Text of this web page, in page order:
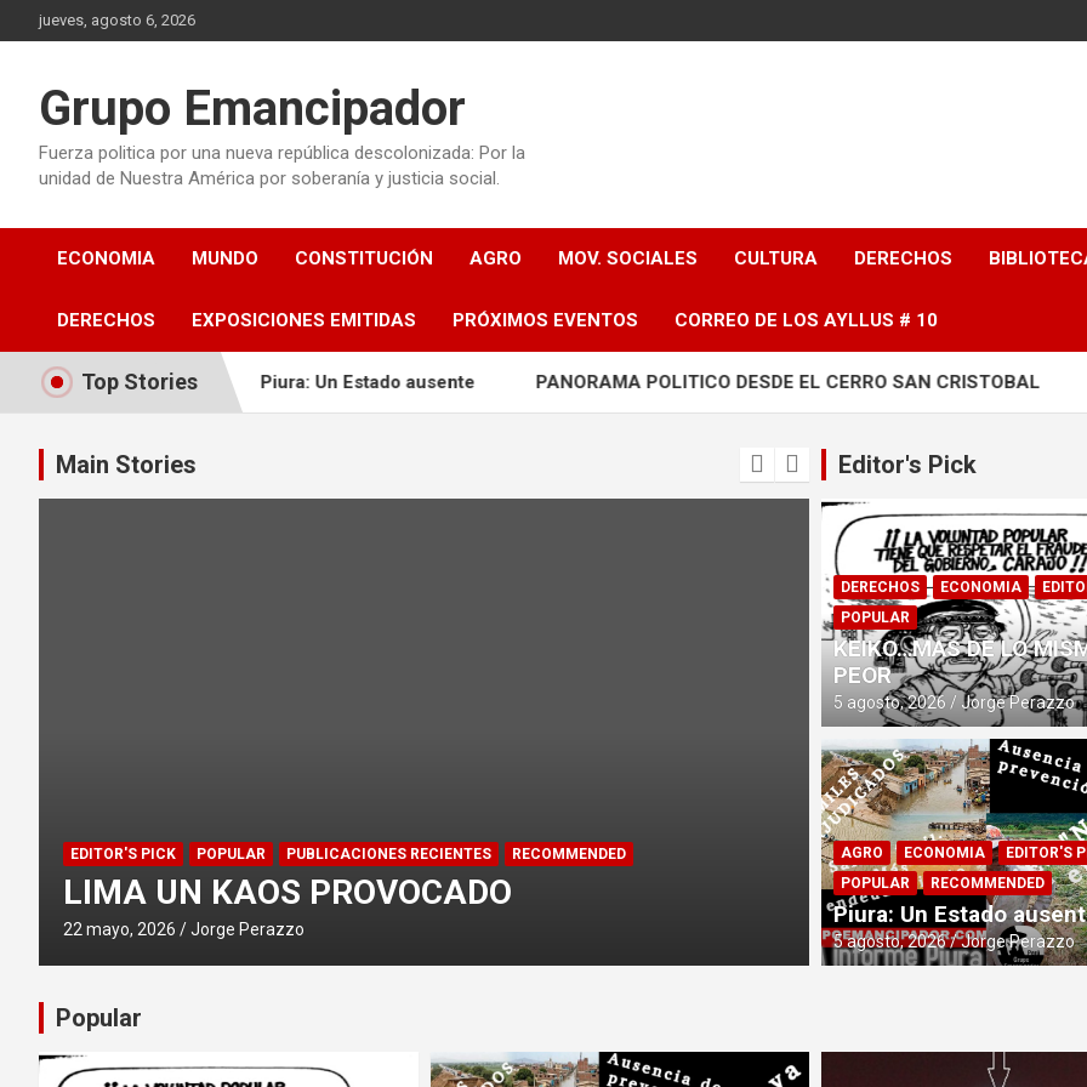
Saltar
al
jueves, agosto 6, 2026
Grupo Emancipador
Fuerza politica por una nueva república descolonizada: Por la
unidad de Nuestra América por soberanía y justicia social.
ECONOMIA MUNDO CONSTITUCIÓN AGRO MOV. SOCIALES CULTURA DERECHOS
DERECHOS EXPOSICIONES EMITIDAS PRÓXIMOS EVENTOS CORREO DE LOS AYLLUS # 10
Top Stories
PEOR Piura: Un Estado ausente PANORAMA POLITICO DESDE EL CERRO SAN CRISTOBAL
Main Stories
RECOMMENDED DERECHOS POPULAR PUBLICACIONES RECIENTES SIN CATEGORÍA
DEMOCRACIA PARA ELITES
Editor's Pick
DERECHOS ECONOMIA
POPULAR
KEIKO…MAS DE LO
PEOR
5 agosto, 2026 Jorge Perazzo
AGRO ECONOMIA
EDITOR'S
POPULAR
RECOMMENDED
Piura: Un Estado
5 agosto, 2026 Jorge Perazzo
Popular